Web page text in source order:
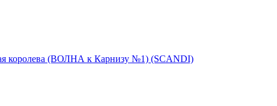
королева (ВОЛНА к Карнизу №1) (SCANDI)